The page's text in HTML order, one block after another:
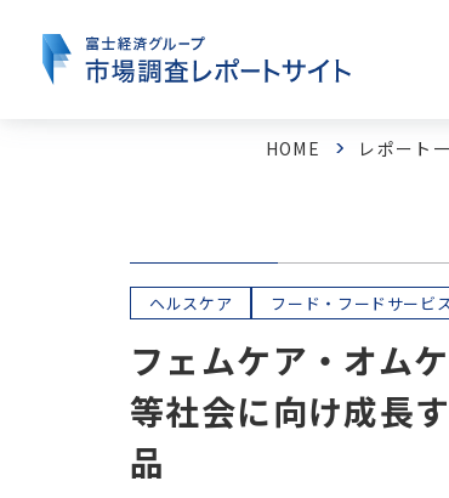
フード・フードサービス
HOME レポート
ヘルスケア フード・フードサービ
フェムケア・オム
等社会に向け成長
品